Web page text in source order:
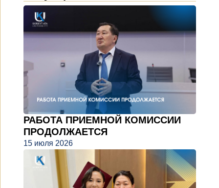
РАБОТА ПРИЕМНОЙ КОМИССИИ
ПРОДОЛЖАЕТСЯ
15 июля 2026